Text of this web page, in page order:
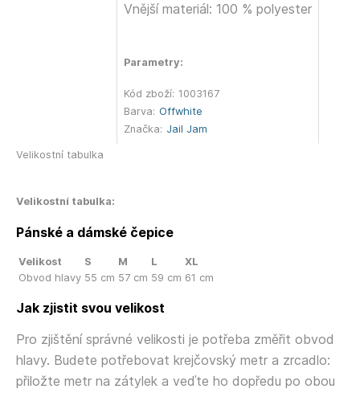
Vnější materiál: 100 % polyester
Parametry:
Kód zboží: 1003167
Barva: Offwhite
Značka: Jail Jam
Velikostní tabulka
Velikostní tabulka:
Pánské a dámské čepice
Velikost S M L
XL
Obvod hlavy 55 cm 57 cm 59 cm 61 cm
Jak zjistit svou velikost
Pro zjištění správné velikosti je potřeba změřit obvod
hlavy. Budete potřebovat krejčovský metr a zrcadlo:
přiložte metr na zátylek a veďte ho dopředu po obou